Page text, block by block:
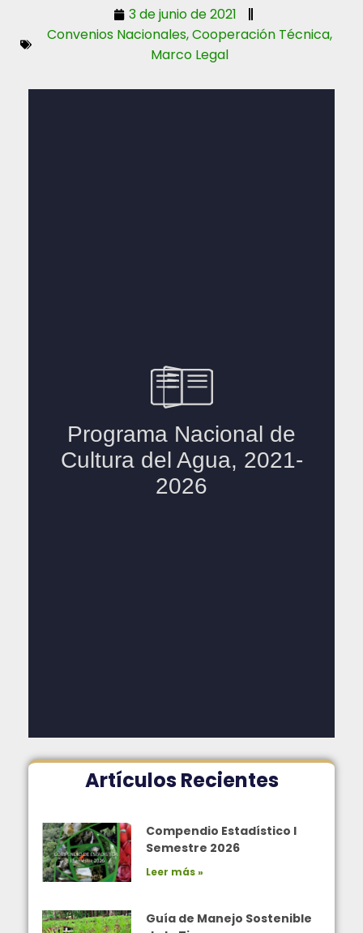
3 de junio de 2021
Convenios Nacionales,Cooperación Técnica,
Marco Legal
Artículos Recientes
Compendio Estadístico I
Semestre 2026
Leer más »
Guía de Manejo Sostenible